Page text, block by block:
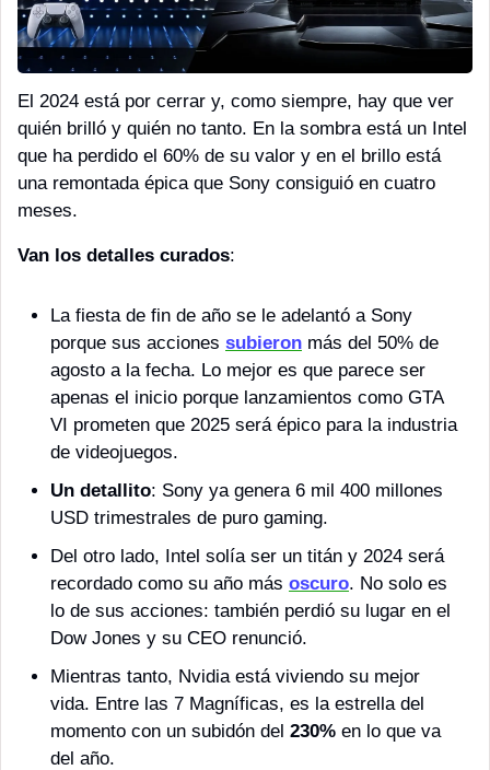
El 2024 está por cerrar y, como siempre, hay que ver
quién brilló y quién no tanto. En la sombra está un Intel
que ha perdido el 60% de su valor y en el brillo está
una remontada épica que Sony consiguió en cuatro
meses.
Van los detalles curados:
La fiesta de fin de año se le adelantó a Sony
porque sus acciones subieron más del 50% de
agosto a la fecha. Lo mejor es que parece ser
apenas el inicio porque lanzamientos como GTA
VI prometen que 2025 será épico para la industria
de videojuegos.
Un detallito: Sony ya genera 6 mil 400 millones
USD trimestrales de puro gaming.
Del otro lado, Intel solía ser un titán y 2024 será
recordado como su año más oscuro. No solo es
lo de sus acciones: también perdió su lugar en el
Dow Jones y su CEO renunció.
Mientras tanto, Nvidia está viviendo su mejor
vida. Entre las 7 Magníficas, es la estrella del
momento con un subidón del 230% en lo que va
del año.